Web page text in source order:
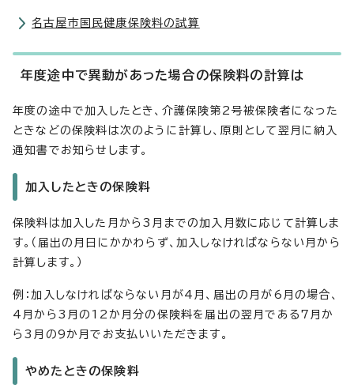
名古屋市国民健康保険料の試算
年度途中で異動があった場合の保険料の計算は
年度の途中で加入したとき、介護保険第2号被保険者になった
ときなどの保険料は次のように計算し、原則として翌月に納入
通知書でお知らせします。
加入したときの保険料
保険料は加入した月から3月までの加入月数に応じて計算しま
す。（届出の月日にかかわらず、加入しなければならない月から
計算します。）
例：加入しなければならない月が4月、届出の月が6月の場合、
4月から3月の12か月分の保険料を届出の翌月である7月か
ら3月の9か月でお支払いいただきます。
やめたときの保険料